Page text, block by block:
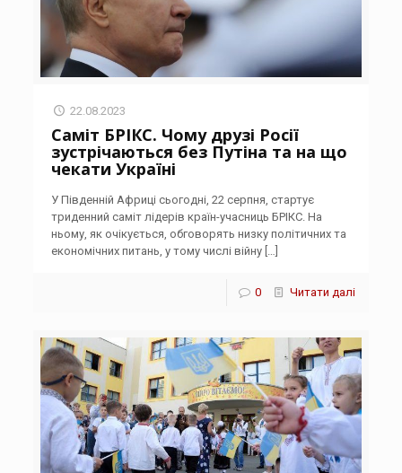
22.08.2023
Саміт БРІКС. Чому друзі Росії
зустрічаються без Путіна та на що
чекати Україні
У Південній Африці сьогодні, 22 серпня, стартує
триденний саміт лідерів країн-учасниць БРІКС. На
ньому, як очікується, обговорять низку політичних та
економічних питань, у тому числі війну […]
0 Читати далі